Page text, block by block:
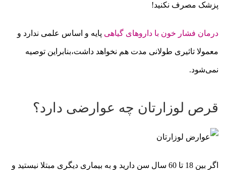
پزشک مصرف نکنید!
درمان فشار خون با داروهای گیاهی پایه و اساس علمی ندارد و
معمولا تاثیری طولانی مدت هم نخواهد داشت،بنابراین توصیه
نمی‌شود.
قرص لوزارتان چه عوارضی دارد؟
اگر بین 18 تا 60 سال سن دارید و به بیماری دیگری مبتلا نیستید و